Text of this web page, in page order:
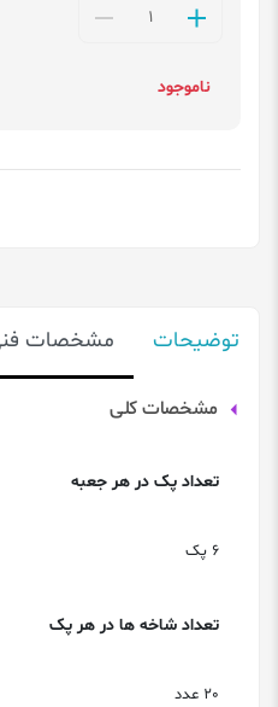
ناموجود
توضیحات مشخصات
مشخصات کلی
تعداد پک در هر جعبه
6 پک
تعداد شاخه ها در هر پک
20 عدد